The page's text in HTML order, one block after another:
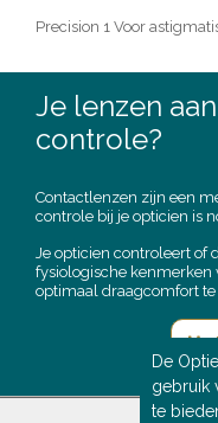
Precision 1 Voor
Je lenzen
controle?
Contactlenzen zijn een
controle bij je opticien is
Je opticien controleert of
fysiologische kenmerken
optimaal draagcomfort te
De
gebruik
te